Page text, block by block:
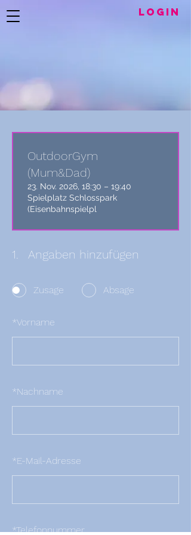
LogIN
1. Angaben hinzufügen
Zusage Absage
*Vorname
*Nachname
*E-Mail-Adresse
*Telefonnummer
OutdoorGym
(Mum&Dad)
23. Nov. 2026, 18:30 – 19:40
Spielplatz Schlosspark
(Eisenbahnspielpl